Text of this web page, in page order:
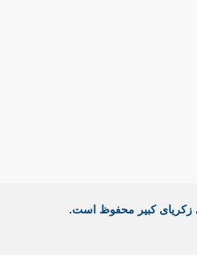
زکریای کبیر محفوظ است.